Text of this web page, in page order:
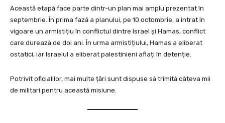
Această etapă face parte dintr-un plan mai amplu prezentat în
septembrie. În prima fază a planului, pe 10 octombrie, a intrat în
vigoare un armistițiu în conflictul dintre Israel și Hamas, conflict
care durează de doi ani. În urma armistițiului, Hamas a eliberat
ostatici, iar Israelul a eliberat palestinieni aflați în detenție.
Potrivit oficialilor, mai multe țări sunt dispuse să trimită câteva mii
de militari pentru această misiune.